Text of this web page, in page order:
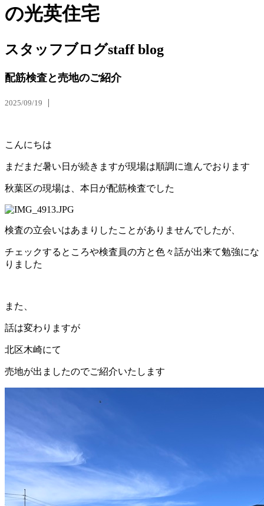
の光英住宅
スタッフブログstaff blog
配筋検査と売地のご紹介
2025/09/19
こんにちは
まだまだ暑い日が続きますが現場は順調に進んでおります
秋葉区の現場は、本日が配筋検査でした
検査の立会いはあまりしたことがありませんでしたが、
チェックするところや検査員の方と色々話が出来て勉強にな
りました
また、
話は変わりますが
北区木崎にて
売地が出ましたのでご紹介いたします